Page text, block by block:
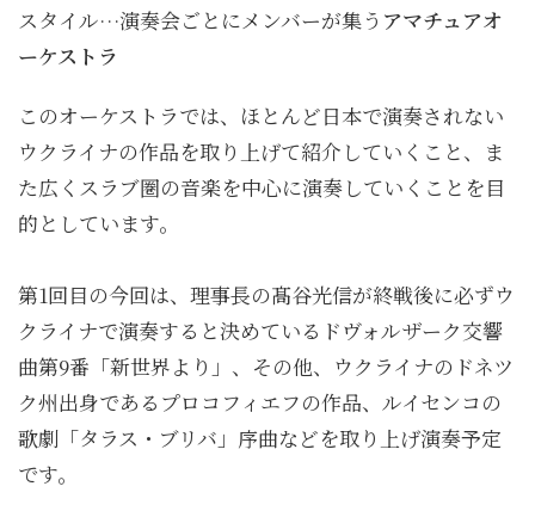
スタイル…演奏会ごとにメンバーが集う アマチュアオ
ーケストラ
このオーケストラでは、ほとんど日本で演奏されない
ウクライナの作品を取り上げて紹介していくこと、ま
た広くスラブ圏の音楽を中心に演奏していくことを目
的としています。
第1回目の今回は、理事長の髙谷光信が終戦後に必ずウ
クライナで演奏すると決めているドヴォルザーク交響
曲第9番「新世界より」、その他、ウクライナのドネツ
ク州出身であるプロコフィエフの作品、ルイセンコの
歌劇「タラス・ブリバ」序曲などを取り上げ演奏予定
です。